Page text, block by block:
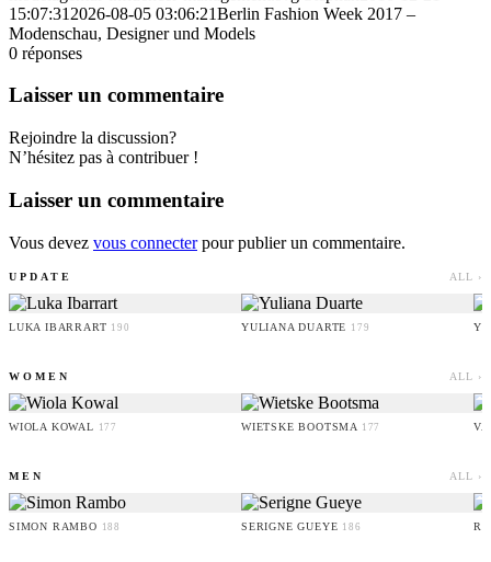
15:07:31 2026-08-05 03:06:21Berlin Fashion Week 2017 –
Modenschau, Designer und Models
0 réponses
Laisser un commentaire
Rejoindre la discussion?
N’hésitez pas à contribuer !
Laisser un commentaire
Vous devez vous connecterpour publier un commentaire.
UPDATE ALL ›
LUKA IBARRART 190 YULIANA DUARTE 179
WOMEN ALL ›
WIOLA KOWAL 177 WIETSKE BOOTSMA 177
MEN ALL ›
SIMON RAMBO 188 SERIGNE GUEYE 186